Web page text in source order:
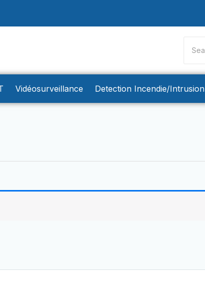
Vidéosurveillance Detection Incendie/Intrusion